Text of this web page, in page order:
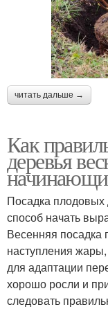
читать дальше →
Как
деревья
Посадка
способ начать
Весенняя посадка
наступления
для адаптации
хорошо росли и
следовать